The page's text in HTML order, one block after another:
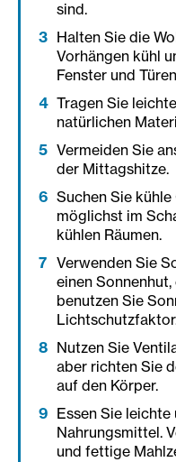
sind.
Halten Sie die
Vorhängen kühl
Fenster und
Tragen Sie
natürlichen
Vermeiden Sie
der Mittagshitze.
Suchen Sie
möglichst im
kühlen Räumen.
Verwenden Sie
einen
benutzen Sie
Nutzen Sie
aber richten Sie
auf den Körper.
Essen Sie
Nahrungsmittel.
und fettige